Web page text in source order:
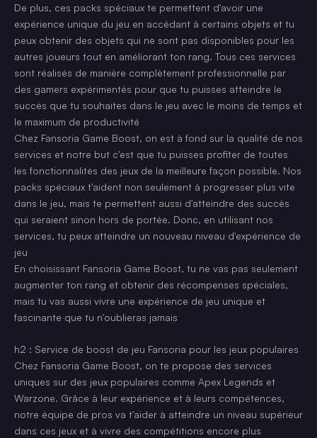
De plus, ces packs spéciaux te permettent d'avoir une
expérience unique du jeu en accédant à certains objets et tu
peux obtenir des objets qui ne sont pas disponibles pour les
autres joueurs tout en améliorant ton rang. Tous ces services
sont réalisés de manière complètement professionnelle par
des gamers expérimentés pour que tu puisses atteindre le
succès que tu souhaites dans le jeu avec le moins de temps et
le maximum de productivité
Chez Fansoria Game Boost, on est à fond sur la qualité de nos
services et notre but c'est que tu puisses profiter de toutes
les fonctionnalités des jeux de la meilleure façon possible. Nos
packs spéciaux t'aident non seulement à progresser plus vite
dans le jeu, mais te permettent aussi d'atteindre des succès
qui seraient sinon hors de portée. Donc, en utilisant nos
services, tu peux atteindre un nouveau niveau d'expérience de
jeu
En choisissant Fansoria Game Boost, tu ne vas pas seulement
augmenter ton rang et obtenir des récompenses spéciales,
mais tu vas aussi vivre une expérience de jeu unique et
fascinante que tu n'oublieras jamais
h2 : Service de boost de jeu Fansoria pour les jeux populaires
Chez Fansoria Game Boost, on te propose des services
uniques sur des jeux populaires comme Apex Legends et
Warzone. Grâce à leur expérience et à leurs compétences,
notre équipe de pros va t'aider à atteindre un niveau supérieur
dans ces jeux et à vivre des compétitions encore plus